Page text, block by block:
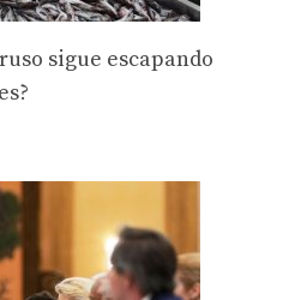
sigue escapando